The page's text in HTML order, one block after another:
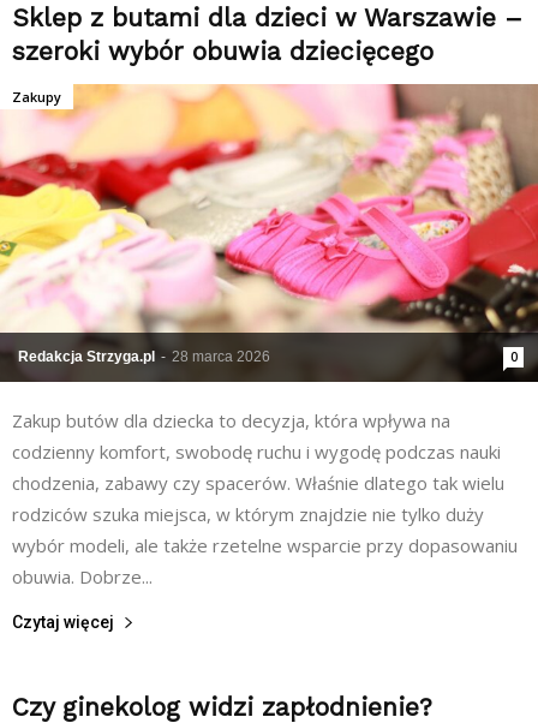
Sklep z butami dla dzieci w Warszawie –
szeroki wybór obuwia dziecięcego
Redakcja Strzyga.pl - 28 marca 2026 0
Zakupy
Zakup butów dla dziecka to decyzja, która wpływa na
codzienny komfort, swobodę ruchu i wygodę podczas nauki
chodzenia, zabawy czy spacerów. Właśnie dlatego tak wielu
rodziców szuka miejsca, w którym znajdzie nie tylko duży
wybór modeli, ale także rzetelne wsparcie przy dopasowaniu
obuwia. Dobrze...
Czytaj więcej
Czy ginekolog widzi zapłodnienie?